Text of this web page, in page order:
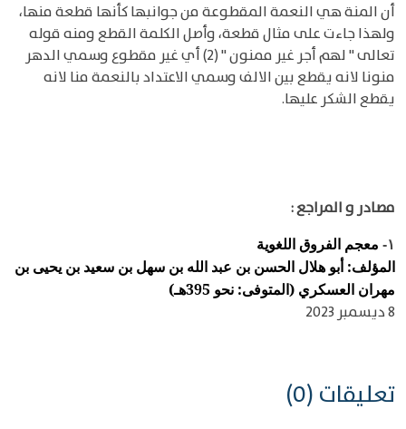
أن المنة هي النعمة المقطوعة من جوانبها كأنها قطعة منها،
ولهذا جاءت على مثال قطعة، وأصل الكلمة القطع ومنه قوله
تعالى " لهم أجر غير ممنون " (2) أي غير مقطوع وسمي الدهر
منونا لانه يقطع بين الالف وسمي الاعتداد بالنعمة منا لانه
يقطع الشكر عليها.
مصادر و المراجع :
١-
معجم الفروق اللغوية
المؤلف: أبو هلال الحسن بن عبد الله بن سهل بن سعيد بن يحيى بن
مهران العسكري (المتوفى: نحو 395هـ)
8 ديسمبر 2023
تعليقات (0)